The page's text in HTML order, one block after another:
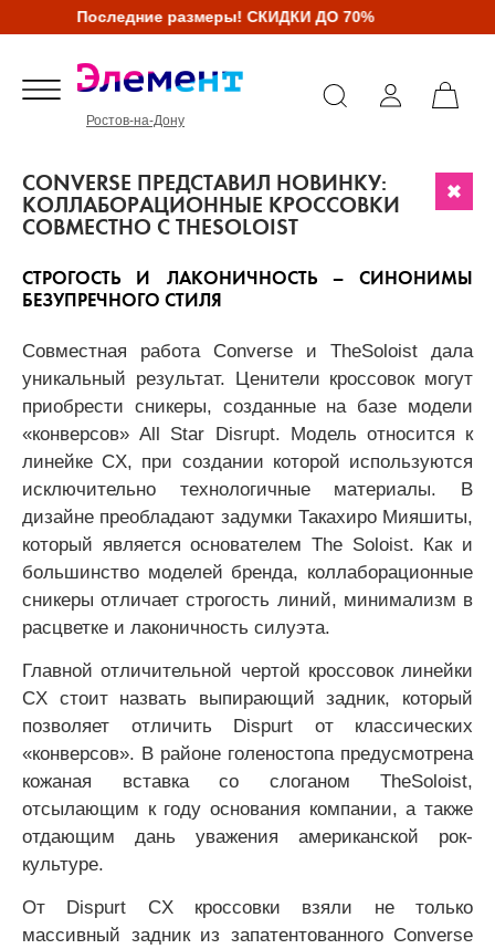
Последние размеры! СКИДКИ ДО 70%
Ростов-на-Дону
CONVERSE ПРЕДСТАВИЛ НОВИНКУ:
КОЛЛАБОРАЦИОННЫЕ КРОССОВКИ
СОВМЕСТНО С THESOLOIST
СТРОГОСТЬ И ЛАКОНИЧНОСТЬ – СИНОНИМЫ
БЕЗУПРЕЧНОГО СТИЛЯ
Совместная работа Converse и TheSoloist дала
уникальный результат. Ценители кроссовок могут
приобрести сникеры, созданные на базе модели
«конверсов» All Star Disrupt. Модель относится к
линейке CX, при создании которой используются
исключительно технологичные материалы. В
дизайне преобладают задумки Такахиро Мияшиты,
который является основателем The Soloist. Как и
большинство моделей бренда, коллаборационные
сникеры отличает строгость линий, минимализм в
расцветке и лаконичность силуэта.
Главной отличительной чертой кроссовок линейки
CX стоит назвать выпирающий задник, который
позволяет отличить Dispurt от классических
«конверсов». В районе голеностопа предусмотрена
кожаная вставка со слоганом TheSoloist,
отсылающим к году основания компании, а также
отдающим дань уважения американской рок-
культуре.
От Dispurt CX кроссовки взяли не только
массивный задник из запатентованного Converse